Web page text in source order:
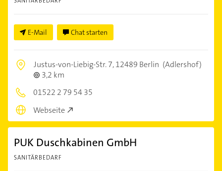
E-Mail Chat starten
Justus-von-Liebig-Str. 7,12489 Berlin (Adlershof)
3,2 km
01522 2 79 54 35
Webseite
PUK Duschkabinen GmbH
SANITÄRBEDARF